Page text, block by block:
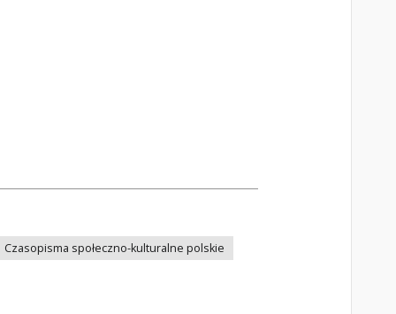
Czasopisma społeczno-kulturalne polskie